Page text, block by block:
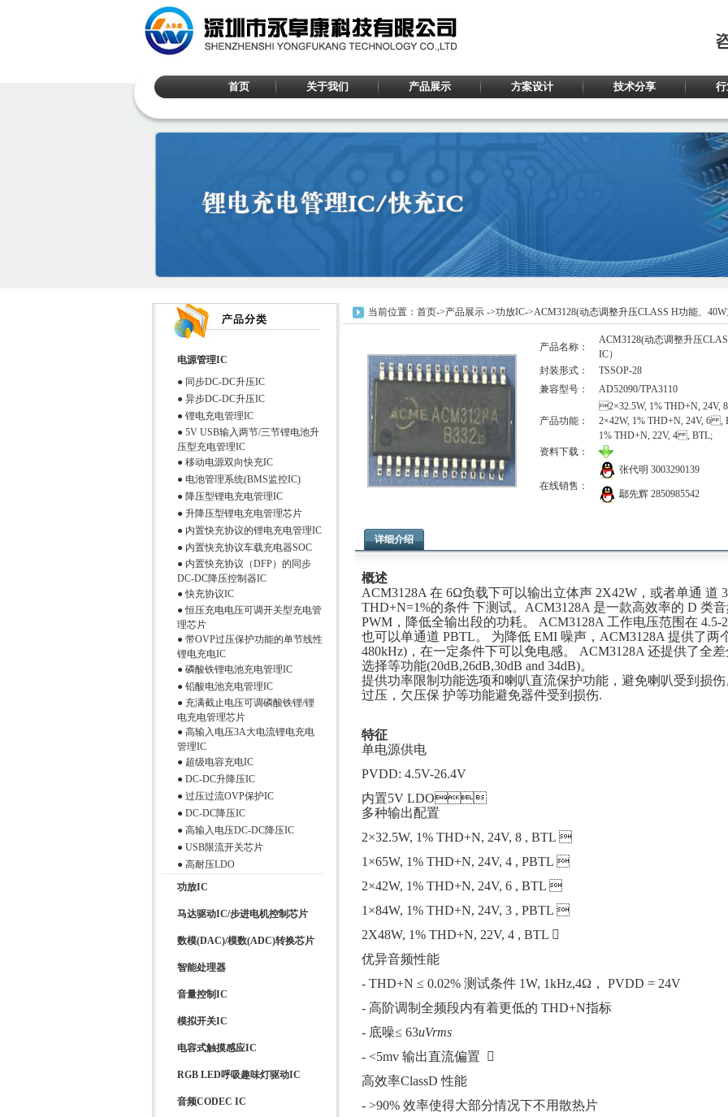
首页 关于我们 产品展示 方案设计 技术分享
电源管理IC
● 同步DC-DC升压IC
● 异步DC-DC升压IC
● 锂电充电管理IC
● 5V USB输入两节/三节锂电池升
压型充电管理IC
● 移动电源双向快充IC
● 电池管理系统(BMS监控IC)
● 降压型锂电充电管理IC
● 升降压型锂电充电管理芯片
● 内置快充协议的锂电充电管理IC
● 内置快充协议车载充电器SOC
● 内置快充协议（DFP）的同步
DC-DC降压控制器IC
● 快充协议IC
● 恒压充电电压可调开关型充电管
理芯片
● 带OVP过压保护功能的单节线性
锂电充电IC
● 磷酸铁锂电池充电管理IC
● 铅酸电池充电管理IC
● 充满截止电压可调磷酸铁锂/锂
电充电管理芯片
● 高输入电压3A大电流锂电充电
管理IC
● 超级电容充电IC
● DC-DC升降压IC
● 过压过流OVP保护IC
● DC-DC降压IC
● 高输入电压DC-DC降压IC
● USB限流开关芯片
● 高耐压LDO
功放IC
马达驱动IC/步进电机控制芯片
数模(DAC)/模数(ADC)转换芯片
智能处理器
音量控制IC
模拟开关IC
电容式触摸感应IC
RGB LED呼吸趣味灯驱动IC
音频CODEC IC
当前位置： 首页->产品展示 ->功放IC->ACM3128(动态调整升压CLASS H功能、
产品名称：
ACM3128(动态调整升压
IC）
封装形式：
TSSOP-28
兼容型号：
AD52090/TPA3110
产品功能：
2×32.5W, 1% THD+N,
2×42W, 1% THD+N, 24V, 6 ,
1% THD+N, 22V, 4 , BTL;
资料下载：
在线销售：
张代明 3003290139
鄢先辉 2850985542
详细介绍
概述
ACM3128A 在 6Ω负载下可以输出立体声 2X42W，或者单通 道
THD+N=1%的条件 下测试。ACM3128A 是一款高效率的 D 类
PWM，降低全输出段的功耗。 ACM3128A 工作电压范围在 4.5-
也可以单通道 PBTL。 为降低 EMI 噪声，ACM3128A 提供了两
480kHz)，在一定条件下可以免电感。 ACM3128A 还提供了全
选择等功能(20dB,26dB,30dB and 34dB)。
提供功率限制功能选项和喇叭直流保护功能，避免喇叭受到损
过压，欠压保 护等功能避免器件受到损伤.
特征
单电源供电 
PVDD: 4.5V-26.4V
内置5V LDO
多种输出配置 
2×32.5W, 1% THD+N, 24V, 8 , BTL 
1×65W, 1% THD+N, 24V, 4 , PBTL 
2×42W, 1% THD+N, 24V, 6 , BTL 
1×84W, 1% THD+N, 24V, 3 , PBTL 
2X48W, 1% THD+N, 22V, 4 , BTL 
优异音频性能
- THD+N ≤ 0.02% 测试条件 1W, 1kHz,4Ω， PVDD = 24V
- 高阶调制全频段内有着更低的 THD+N指标
- 底噪≤ 63uVrms
- <5mv 输出直流偏置 
高效率ClassD 性能
- >90% 效率使得大部分情况下不用散热片